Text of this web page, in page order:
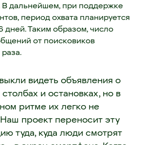
В дальнейшем, при поддержке
период охвата планируется
дней. Таким образом, число
от поисковиков
видеть объявления о
и остановках, но в
ритме их легко не
проект переносит эту
туда, куда люди смотрят